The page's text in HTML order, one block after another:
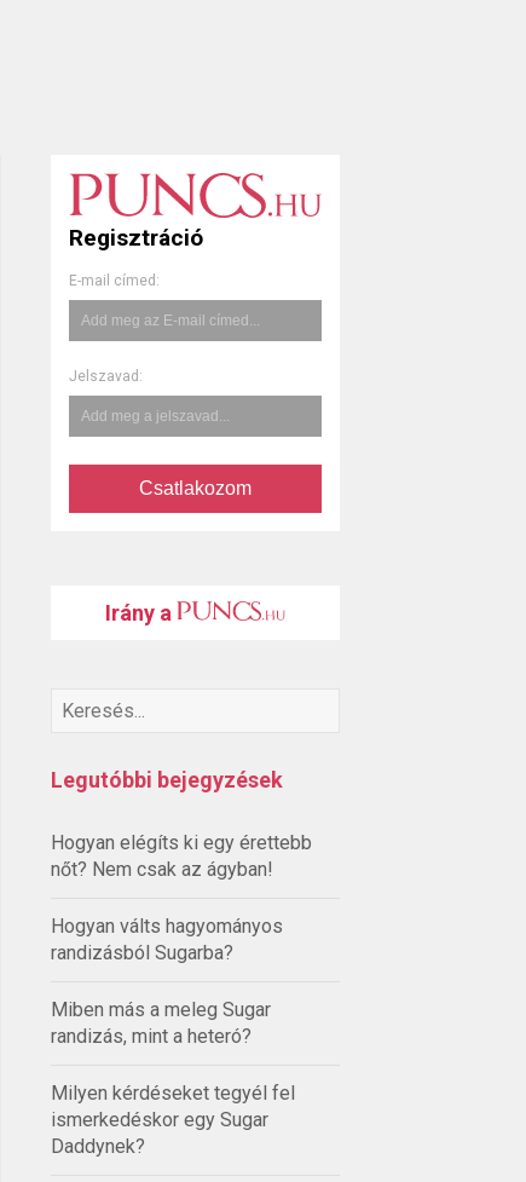
Regisztráció
E-mail címed:
Jelszavad:
Csatlakozom
Irány a
Legutóbbi bejegyzések
Hogyan elégíts ki egy érettebb
nőt? Nem csak az ágyban!
Hogyan válts hagyományos
randizásból Sugarba?
Miben más a meleg Sugar
randizás, mint a heteró?
Milyen kérdéseket tegyél fel
ismerkedéskor egy Sugar
Daddynek?